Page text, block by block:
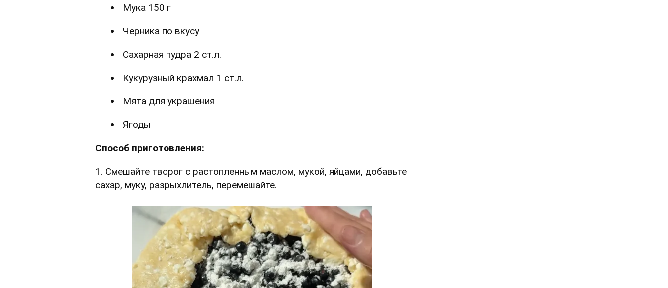
Мука 150 г
Черника по вкусу
Сахарная пудра 2 ст.л.
Кукурузный крахмал 1 ст.л.
Мята для украшения
Ягоды
Способ приготовления:
1. Смешайте творог с растопленным маслом, мукой, яйцами, добавьте
сахар, муку, разрыхлитель, перемешайте.